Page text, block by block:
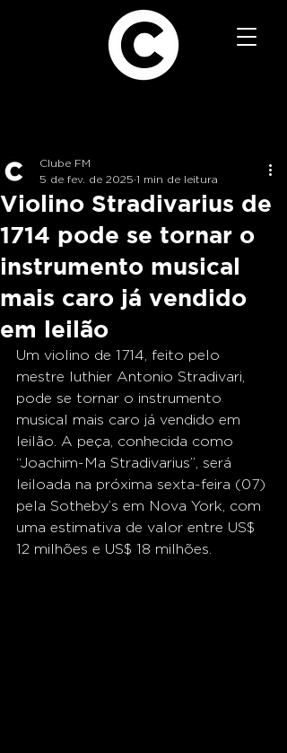
Violino Stradivarius de
1714 pode se tornar o
instrumento musical
mais caro já vendido
em leilão
Clube FM
5 de fev. de 2025 1 min de leitura
Um violino de 1714, feito pelo
mestre luthier Antonio Stradivari,
pode se tornar o instrumento
musical mais caro já vendido em
leilão. A peça, conhecida como
“Joachim-Ma Stradivarius”, será
leiloada na próxima sexta-feira (07)
pela Sotheby’s em Nova York, com
uma estimativa de valor entre US$
12 milhões e US$ 18 milhões.